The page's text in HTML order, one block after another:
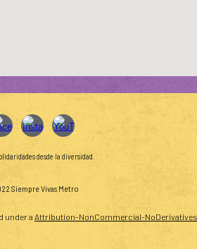
desde la diversidad.
Siempre Vivas Metro
under a Attribution-NonCommercial-